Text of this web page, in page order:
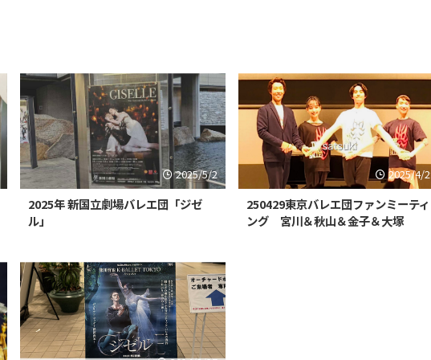
2025/5/2
2025年 新国立劇場バレエ団「ジゼ
ル」
2025/4/
250429東京バレエ団ファンミーティ
ング 宮川＆秋山＆金子＆大塚